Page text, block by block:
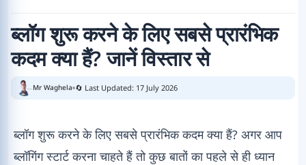
ब्लॉग शुरू करने के लिए सबसे प्रारंभिक
कदम क्या हैं? जानें विस्तार से
Mr Waghela 🔄 Last Updated: 17 July 2026
ब्लॉग शुरू करने के लिए सबसे प्रारंभिक कदम क्या हैं? अगर आप
ब्लॉगिंग स्टार्ट करना चाहते हैं तो कुछ बातों का पहले से ही ध्यान